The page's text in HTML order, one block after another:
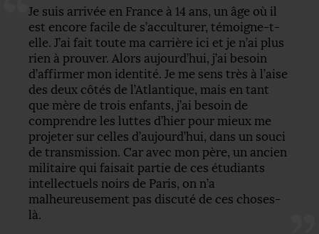
Je suis arrivée en France à 14 ans, un âge où il
est encore facile de s’acculturer, témoigne-t-
elle. J’ai fait toute ma carrière ici et je n’ai plus
rien à prouver. Alors aujourd’hui, j’ai besoin
d’affirmer mon identité. Je me sens très à l’aise
des deux côtés de l’Atlantique, mais en tant
que mère de trois enfants, j’ai besoin de
comprendre les luttes d’hier pour mieux me
projeter sur celles d’aujourd’hui, dans un souci
de transmission. Car avec mon père, un ancien
militaire qui faisait partie de ces étudiants
intellectuels noirs de Paris, on n’a
malheureusement pas discuté de ces choses-
là.